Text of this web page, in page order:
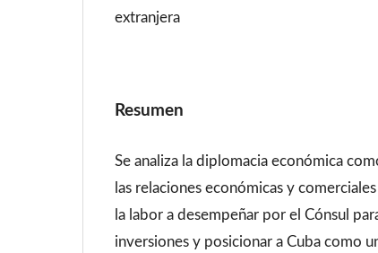
extranjera
Resumen
Se analiza la diplomacia económica
las relaciones económicas y
la labor a desempeñar por el Cónsul
inversiones y posicionar a Cuba como